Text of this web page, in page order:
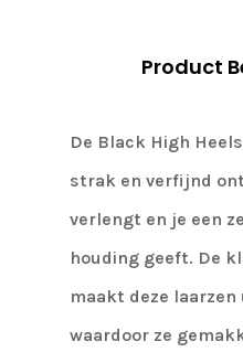
Product
De Black High
strak en verfijnd
verlengt en je een
houding geeft. De
maakt deze
waardoor ze